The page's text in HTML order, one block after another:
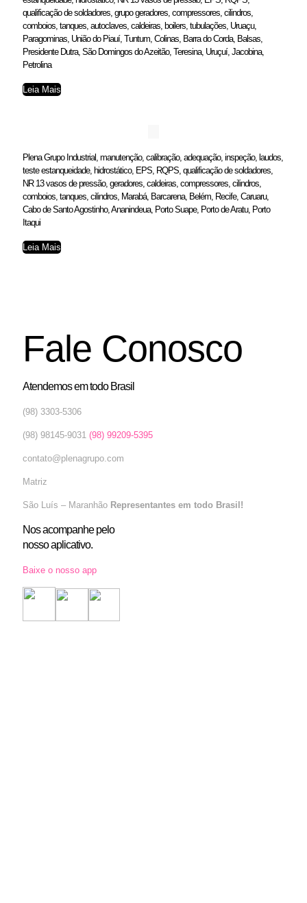
qualificação de soldadores, grupo geradores, compressores, cilindros,
comboios, tanques, autoclaves, caldeiras, boilers, tubulações, Uruaçu,
Paragominas, União do Piauí, Tuntum, Colinas, Barra do Corda, Balsas,
Presidente Dutra, São Domingos do Azeitão, Teresina, Uruçuí, Jacobina,
Petrolina
Leia Mais
Plena Grupo Industrial, manutenção, calibração, adequação, inspeção, laudos,
teste estanqueidade, hidrostático, EPS, RQPS, qualificação de soldadores,
NR 13 vasos de pressão, geradores, caldeiras, compressores, cilindros,
comboios, tanques, cilindros, Marabá, Barcarena, Belém, Recife, Caruaru,
Cabo de Santo Agostinho, Ananindeua, Porto Suape, Porto de Aratu, Porto
Itaqui
Leia Mais
Fale Conosco
Atendemos em todo Brasil
(98) 3303-5306
(98) 98145-9031 (98) 99209-5395
contato@plenagrupo.com
Matriz
São Luís – Maranhão Representantes em todo Brasil!
Nos acompanhe pelo
nosso aplicativo.
Baixe o nosso app